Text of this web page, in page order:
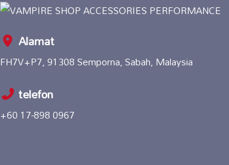
Alamat
FH7V+P7, 91308 Semporna, Sabah, Malaysia
telefon
+60 17-898 0967